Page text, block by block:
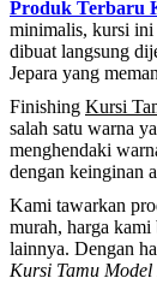
Produk Terbaru
minimalis, kursi ini
dibuat langsung
Jepara yang
Finishing Kursi
salah satu warna
menghendaki
dengan keinginan
Kami tawarkan
murah, harga kami
lainnya. Dengan
Kursi Tamu